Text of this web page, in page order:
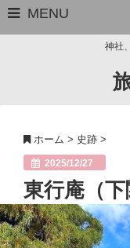
MENU
サイトマップ
管理人のプロフィール
神社
ホーム > 史跡 >
2025/12/27
東行庵（